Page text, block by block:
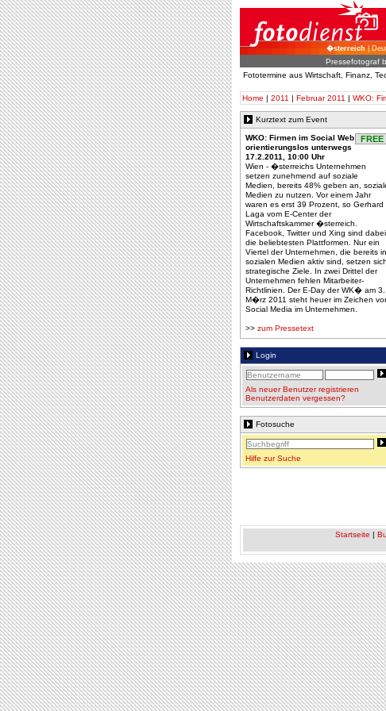
�sterreich|
Pressefotograf
Fototermine aus Wirtschaft, Finanz,
Home | 2011 | Februar 2011 | WKO:
Kurztext zum Event
FREE
WKO: Firmen im Social Web
orientierungslos unterwegs
17.2.2011, 10:00 Uhr
Wien - �sterreichs Unternehmen
setzen zunehmend auf soziale
Medien, bereits 48% geben an,
Medien zu nutzen. Vor einem Jahr
waren es erst 39 Prozent, so Gerhard
Laga vom E-Center der
Wirtschaftskammer �sterreich.
Facebook, Twitter und Xing sind dabei
die beliebtesten Plattformen. Nur ein
Viertel der Unternehmen, die bereits in
sozialen Medien aktiv sind, setzen sich
strategische Ziele. In zwei Drittel der
Unternehmen fehlen Mitarbeiter-
Richtlinien. Der E-Day der WK� am 3.
M�rz 2011 steht heuer im Zeichen
Social Media im Unternehmen.
>> zum Pressetext
Login
Als neuer Benutzer registrieren
Benutzerdaten vergessen?
Fotosuche
Hilfe zur Suche
Startseite |